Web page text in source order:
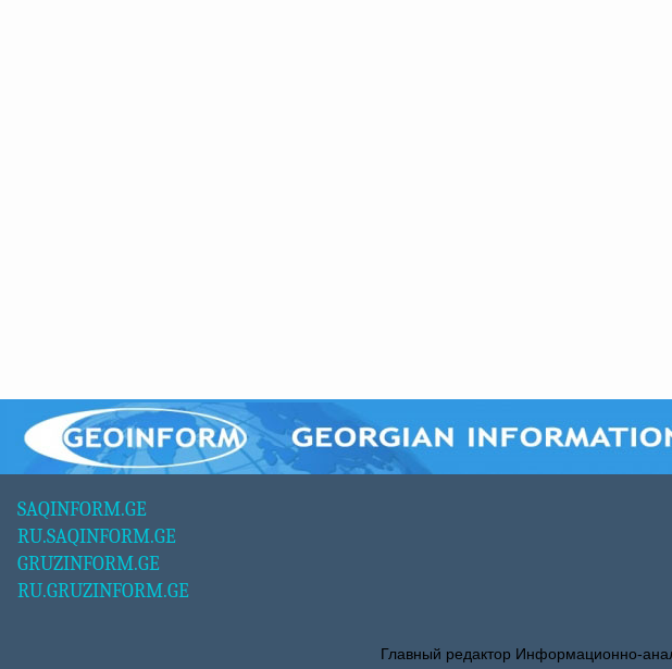
SAQINFORM.GE
RU.SAQINFORM.GE
GRUZINFORM.GE
RU.GRUZINFORM.GE
Главный редактор Информационно-